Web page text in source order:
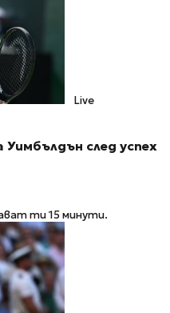
Live
след успех
ти 15 минути.